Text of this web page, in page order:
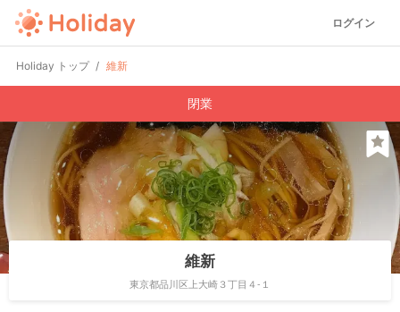
ログイン
Holiday トップ 維新
閉業
維新
東京都品川区上大崎３丁目４-１